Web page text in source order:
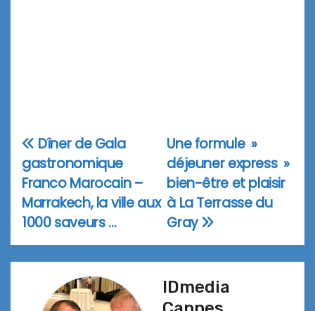
Navigation
de
l’article
Une formule »
déjeuner express »
bien-être et plaisir
à La Terrasse du
Gray
Dîner de Gala
gastronomique
Franco Marocain –
Marrakech, la ville aux
1000 saveurs …
IDmedia